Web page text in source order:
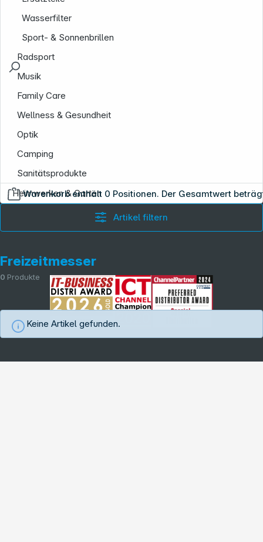
Warenkorb enthält 0 Positionen. Der Gesamtwert
Wasserfilter
Sport- & Sonnenbrillen
Radsport
Musik
Family Care
Wellness & Gesundheit
Optik
Camping
Sanitätsprodukte
Heimwerken & Garten
Artikel filtern
Freizeitmesser
0 Produkte
Keine Artikel gefunden.
Copyright © 2001 - 2026 dexxIT. Alle Rechte vorbehalten.